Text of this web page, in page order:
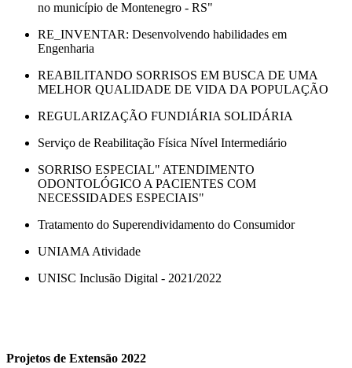
no município de Montenegro - RS"
RE_INVENTAR: Desenvolvendo habilidades em
Engenharia
REABILITANDO SORRISOS EM BUSCA DE UMA
MELHOR QUALIDADE DE VIDA DA POPULAÇÃO
REGULARIZAÇÃO FUNDIÁRIA SOLIDÁRIA
Serviço de Reabilitação Física Nível Intermediário
SORRISO ESPECIAL" ATENDIMENTO
ODONTOLÓGICO A PACIENTES COM
NECESSIDADES ESPECIAIS"
Tratamento do Superendividamento do Consumidor
UNIAMA Atividade
UNISC Inclusão Digital - 2021/2022
Projetos de Extensão 2022